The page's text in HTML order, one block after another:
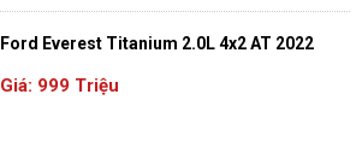
Ford Everest Titanium 2.0L 4x2 AT 2022
Giá: 999 Triệu